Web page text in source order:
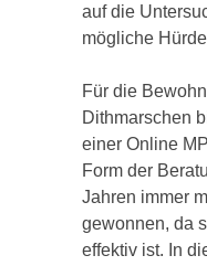
auf die
mögliche
Für die
Dithmarschen
einer Online
Form der
Jahren immer
gewonnen, da
effektiv ist. In